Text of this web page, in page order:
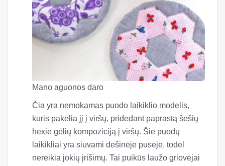
Mano aguonos daro
Čia yra nemokamas puodo laikiklio modelis,
kuris pakelia jį į viršų, pridedant paprastą šešių
hexie gėlių kompoziciją į viršų. Šie puodų
laikikliai yra siuvami dešinėje pusėje, todėl
nereikia jokių įrišimų. Tai puikūs laužo griovėjai